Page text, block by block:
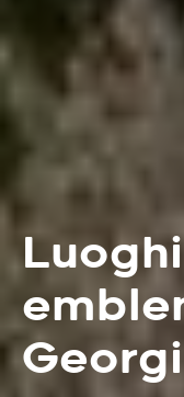
Luoghi